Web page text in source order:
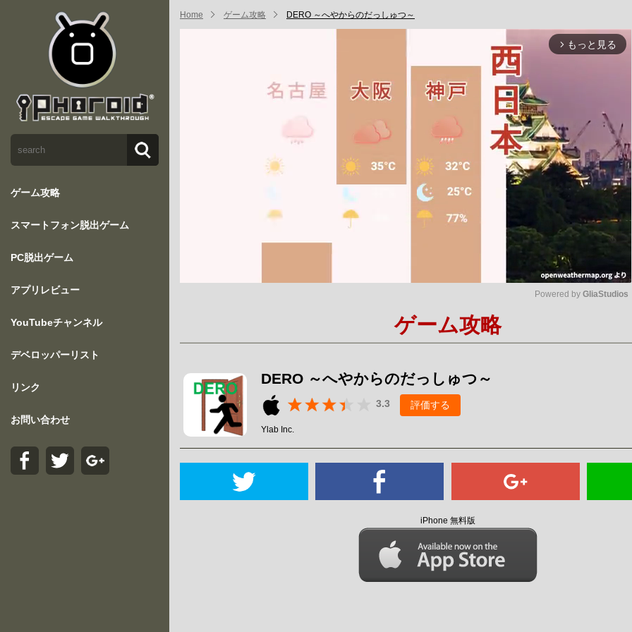
ゲーム攻略
スマートフォン脱出ゲーム
PC脱出ゲーム
アプリレビュー
YouTubeチャンネル
デベロッパーリスト
リンク
お問い合わせ
Home ゲーム攻略 DERO ～へやからのだっしゅつ～
arrow_forward_ios もっと見る
Powered by GliaStudios
ゲーム攻略
DERO ～へやからのだっしゅつ～
3.3 評価する
Ylab Inc.
iPhone 無料版